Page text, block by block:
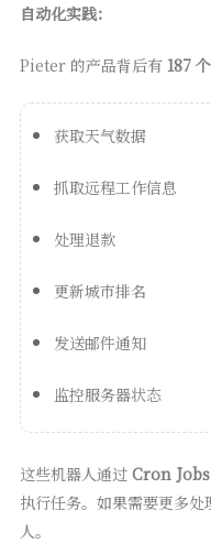
自动化实践：
Pieter 的产品背后有 187
获取天气数据
抓取远程工作信息
处理退款
更新城市排名
发送邮件通知
监控服务器状态
这些机器人通过 Cron Jobs
执行任务。如果需要更多
人。